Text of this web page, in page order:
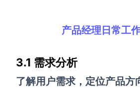
产品经理日常工
3.1 需求分析
了解用户需求，定位产品方